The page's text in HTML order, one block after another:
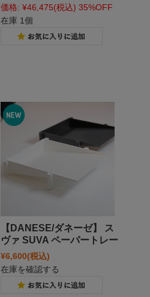
価格: ¥46,475(税込) 35%OFF
在庫 1個
【DANESE/ダネーゼ】 ス
ヴァ SUVA ペーパートレー
¥6,600(税込)
在庫を確認する